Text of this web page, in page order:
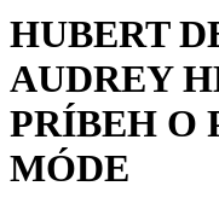
HUBERT
AUDREY
PRÍBEH O
MÓDE